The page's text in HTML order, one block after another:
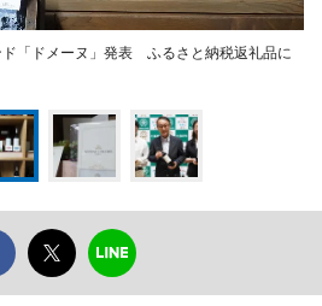
「ドメーヌ」発表 ふるさと納税返礼品に